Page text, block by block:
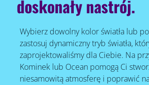
doskonały nastrój.
Wybierz dowolny kolor światła lub
zastosuj dynamiczny tryb światła,
zaprojektowaliśmy dla Ciebie. Na
Kominek lub Ocean pomogą Ci
niesamowitą atmosferę i poprawić